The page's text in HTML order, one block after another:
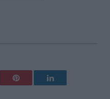
Pinterest LinkedIn